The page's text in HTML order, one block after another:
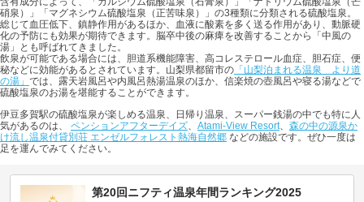
硝泉）」「マグネシウム硫酸塩泉（正苦味泉）」の3種類に分類される硫酸塩泉。
総じて血圧低下、鎮静作用があるほか、血液に酸素を多く送る作用があり、動脈硬
化の予防にも効果が期待できます。脳卒中後の麻痺を改善することから「中風の
湯」とも呼ばれてきました。
飲泉が可能である場合には、胆道系機能障害、高コレステロール血症、胆石症、便
秘などに効能があるとされています。山梨県都留市の 「山梨泊まれる温泉 より道
の湯」 では、露天岩風呂や内風呂熱湯温泉のほか、信楽焼の壺風呂や寝る湯などで
硫酸塩泉のお湯を堪能することができます。
伊豆多賀駅の硫酸塩泉が楽しめる温泉、日帰り温泉、スーパー銭湯の中でも特に人
気があるのは、 ペンションアフターデイズ、 Atami-View Resort、 森の中の源泉か
け流し温泉付貸別荘 エンゼルフォレスト熱海自然郷 などの施設です。ぜひ一度は
足を運んでみてください。
第20回ニフティ温泉年間ランキング2025